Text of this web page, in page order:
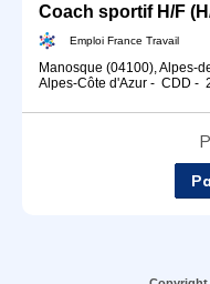
Coach sportif H/F
Emploi France Travail
Manosque (04100), Alpes-
Alpes-Côte d'Azur - CDD -